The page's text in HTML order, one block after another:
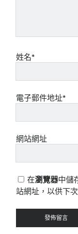
姓名*
電子郵件地址*
網站網址
在瀏覽器中儲
站網址，以供下